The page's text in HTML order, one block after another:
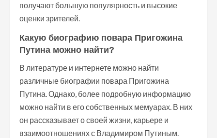
получают большую популярность и высокие
оценки зрителей.
Какую биографию повара Пригожина
Путина можно найти?
В литературе и интернете можно найти
различные биографии повара Пригожина
Путина. Однако, более подробную информацию
можно найти в его собственных мемуарах. В них
он рассказывает о своей жизни, карьере и
взаимоотношениях с Владимиром Путиным.